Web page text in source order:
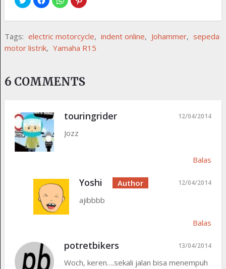
Tags: electric motorcycle, indent online, Johammer, sepeda
motor listrik, Yamaha R15
6 COMMENTS
touringrider 12/04/2014
Jozz
Balas
Yoshi 12/04/2014
ajibbbb
Balas
potretbikers 13/04/2014
Woch, keren….sekali jalan bisa menempuh